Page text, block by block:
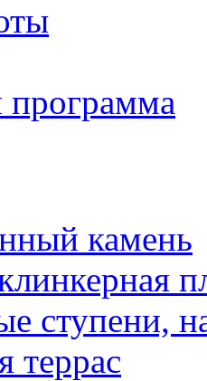
программа
камень
ступени,
террас